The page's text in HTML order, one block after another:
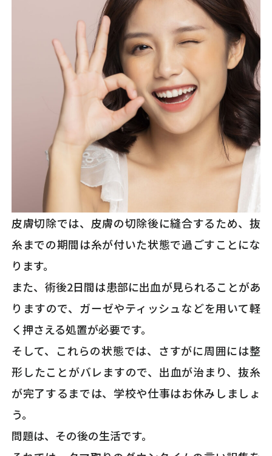
皮膚切除では、皮膚の切除後に縫合するため、抜
糸までの期間は糸が付いた状態で過ごすことにな
ります。
また、術後2日間は患部に出血が見られることがあ
りますので、ガーゼやティッシュなどを用いて軽
く押さえる処置が必要です。
そして、これらの状態では、さすがに周囲には整
形したことがバレますので、出血が治まり、抜糸
が完了するまでは、学校や仕事はお休みしましょ
う。
問題は、その後の生活です。